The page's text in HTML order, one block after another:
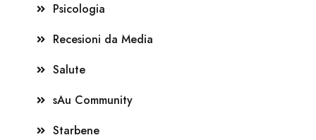
Psicologia
Recesioni da Media
Salute
sAu Community
Starbene